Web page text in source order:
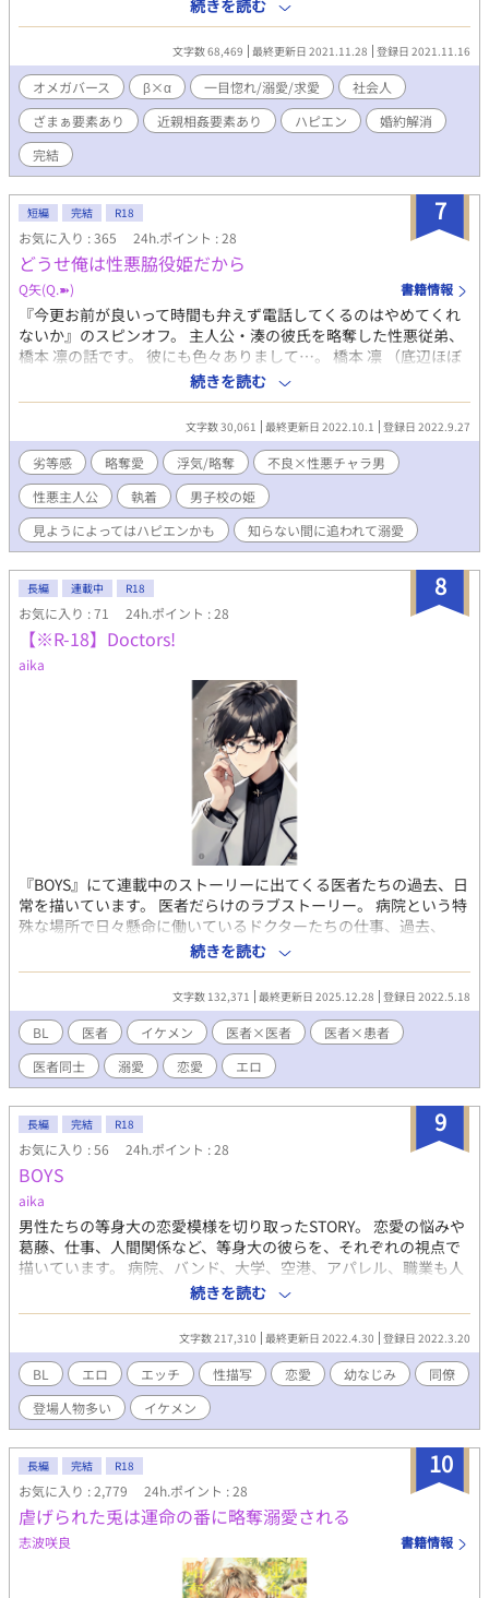
の猛アタック始まります。 ビッチΩと政略結婚とかしてる場合じ
続きを読む
文字数 68,469 最終更新日 2021.11.28 登録日 2021.11.16
オメガバース β×α 一目惚れ/溺愛/求愛
社会人
ざまぁ要素あり
近親相姦要素あり ハピエン
婚約解消
完結
7
短編 完結 R18
お気に入り : 365 24h.ポイント : 28
どうせ俺は性悪脇役姫だから
Q矢(Q.➽) 書籍情報
『今更お前が良いって時間も弁えず電話してくるのはやめてくれ
ないか』のスピンオフ。 主人公・湊の彼氏を略奪した性悪従弟、
橋本 凛の話です。 彼にも色々ありまして…。 橋本 凛 （底辺ほぼ
男子校の姫ポジにされた過去がある。意外と不憫。） 橋本 湊
（凛の出来の良い平凡顔の従兄弟） 久我 裕威 （凛の初めての
男・凛に執着） 井口 永 （凛が略奪した湊の元カレ） その他の皆
さん ※2ページ目の先輩2人の学年、訂正しました。
続きを読む
文字数 30,061 最終更新日 2022.10.1 登録日 2022.9.27
劣等感 略奪愛 浮気/略奪
不良×性悪チャラ男
性悪主人公
執着
男子校の姫
見ようによってはハピエンかも
知らない間に追われて溺愛
8
長編 連載中 R18
お気に入り : 71 24h.ポイント : 28
【※R-18】Doctors!
aika
『BOYS』にて連載中のストーリーに出てくる医者たちの過去、日
常を描いています。 医者だらけのラブストーリー。 病院という特
殊な場所で日々懸命に働いているドクターたちの仕事、過去、
恋、成長、などをそれぞれの視点から綴っています。 ※少しマニ
アックな性癖、エロシーンあり 表紙、登場人物紹介にAIイラスト
載せております。 仕事、恋愛を通して各キャラの個性や考え、成
長、などを描きつつ、R18要素にも力を入れていきたいです♡ 登
場人物多数！色々な男性がいるので、好みの子を応援してくださ
ると嬉しいです。 色々なシチュエーションでのエッチ、個性豊か
な男性たちの愛と快楽を追求します。 R-18/R18/性描写あり/エロ/
エッチ/BL/幼なじみ/恋愛/純愛/NTR/浮気/複数/イケメン/美少年/
複数プレイ/変態/上司/部下/先輩/後輩/羞恥プレイ/調教/乱交/同僚/
童顔/同棲/制服/元彼/元カレ/未練/新彼/彼氏/医者/医療/検査/年の
差 執着/年下/年上/同級生/略奪/タレ目/片思い/禁断/肉体関係/コス
プレ/白衣
続きを読む
文字数 132,371 最終更新日 2025.12.28 登録日 2022.5.18
BL 医者 イケメン 医者×医者
医者×患者
医者同士
溺愛 恋愛 エロ
9
長編 完結 R18
お気に入り : 56 24h.ポイント : 28
BOYS
aika
男性たちの等身大の恋愛模様を切り取ったSTORY。 恋愛の悩みや
葛藤、仕事、人間関係など、等身大の彼らを、それぞれの視点で
描いています。 病院、バンド、大学、空港、アパレル、職業も人
生も様々な彼らが、出会いや別れを繰り返しながら、自分なりの
愛を見つけていく物語。 〜〜〜〜 ♡→渡里優羽 ♤→沢渡仁 ♢→
南川梓 ♧→宗馬遥 幼なじみ４人を中心としたそれぞれの人間関
係、恋模様を描いています。 恋愛を通して各キャラの個性や考
え、成長、などを描きつつ、R18要素にも力を入れていきたいで
す♡ 登場人物多数！色々な男の子がいるので、好みの子を応援し
てくださると嬉しいです♡ 色々なシチュエーションでのエッチ、
個性豊かな男の子たちの愛と快楽を追求していく予定です。 R-
18/R18/性描写あり/エロ/エッチ/BL/幼なじみ/恋愛/純愛/NTR/浮
気/複数/イケメン/美少年/複数プレイ/変態/上司/部下/先輩/後輩/羞
恥プレイ/調教/乱交/同僚/童顔/同棲/バンド/制服/元彼/元カレ/未
練/新彼/彼氏/ 執着/年下/年上/同級生/略奪/タレ目/片思い/禁断/肉
体関係/コスプレ/
続きを読む
文字数 217,310 最終更新日 2022.4.30 登録日 2022.3.20
BL エロ エッチ 性描写 恋愛 幼なじみ
同僚
登場人物多い
イケメン
10
長編 完結 R18
お気に入り : 2,779 24h.ポイント : 28
虐げられた兎は運命の番に略奪溺愛される
志波咲良 書籍情報